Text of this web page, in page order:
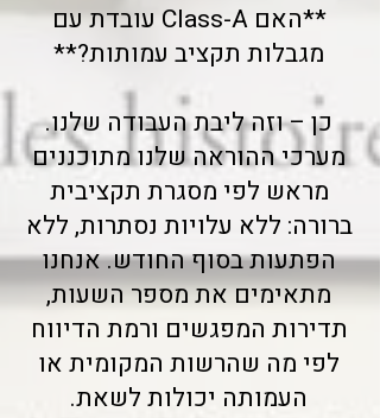
**האם Class-A עובדת עם
מגבלות תקציב עמותות?**
כן – וזה ליבת העבודה שלנו.
מערכי ההוראה שלנו מתוכננים
מראש לפי מסגרת תקציבית
ברורה: ללא עלויות נסתרות, ללא
הפתעות בסוף החודש. אנחנו
מתאימים את מספר השעות,
תדירות המפגשים ורמת הדיווח
לפי מה שהרשות המקומית או
העמותה יכולות לשאת.